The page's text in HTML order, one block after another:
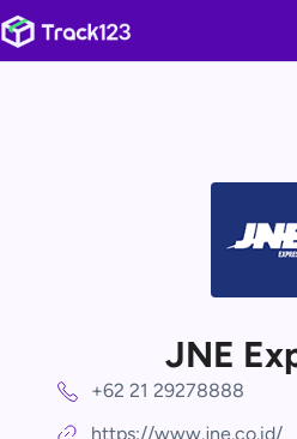
JNE
+62 21 29278888
https://www.jne.co.id/